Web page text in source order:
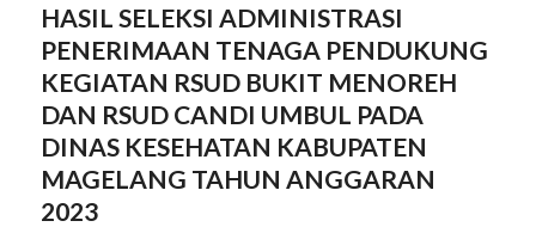
HASIL SELEKSI ADMINISTRASI
PENERIMAAN TENAGA PENDUKUNG
KEGIATAN RSUD BUKIT MENOREH
DAN RSUD CANDI UMBUL PADA
DINAS KESEHATAN KABUPATEN
MAGELANG TAHUN ANGGARAN
2023